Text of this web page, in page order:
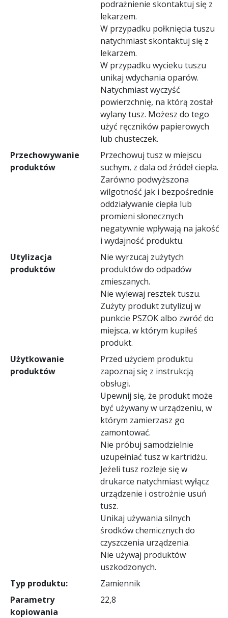
podrażnienie skontaktuj się z
lekarzem.
W przypadku połknięcia tuszu
natychmiast skontaktuj się z
lekarzem.
W przypadku wycieku tuszu
unikaj wdychania oparów.
Natychmiast wyczyść
powierzchnię, na którą został
wylany tusz. Możesz do tego
użyć ręczników papierowych
lub chusteczek.
Przechowywanie
produktów
Przechowuj tusz w miejscu
suchym, z dala od źródeł ciepła.
Zarówno podwyższona
wilgotność jak i bezpośrednie
oddziaływanie ciepła lub
promieni słonecznych
negatywnie wpływają na jakość
i wydajność produktu.
Utylizacja
produktów
Nie wyrzucaj zużytych
produktów do odpadów
zmieszanych.
Nie wylewaj resztek tuszu.
Zużyty produkt zutylizuj w
punkcie PSZOK albo zwróć do
miejsca, w którym kupiłeś
produkt.
Użytkowanie
produktów
Przed użyciem produktu
zapoznaj się z instrukcją
obsługi.
Upewnij się, że produkt może
być używany w urządzeniu, w
którym zamierzasz go
zamontować.
Nie próbuj samodzielnie
uzupełniać tusz w kartridżu.
Jeżeli tusz rozleje się w
drukarce natychmiast wyłącz
urządzenie i ostrożnie usuń
tusz.
Unikaj używania silnych
środków chemicznych do
czyszczenia urządzenia.
Nie używaj produktów
uszkodzonych.
Typ produktu:
Zamiennik
Parametry
kopiowania
22,8